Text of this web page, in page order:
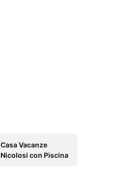
Casa Vacanze
Nicolosi con Piscina